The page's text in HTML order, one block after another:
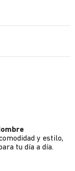
y estilo,
tu día a día.